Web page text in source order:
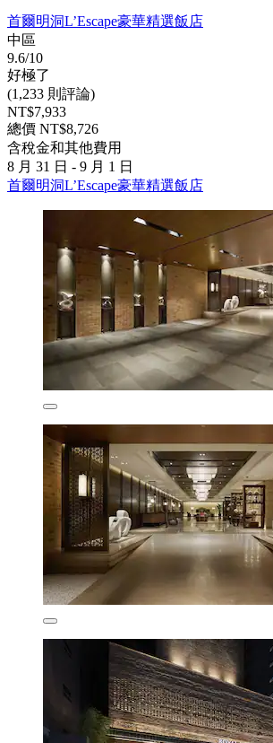
首爾明洞L’Escape豪華精選飯店
中區
9.6/10
好極了
(1,233 則評論)
NT$7,933
總價 NT$8,726
含稅金和其他費用
8 月 31 日 - 9 月 1 日
首爾明洞L’Escape豪華精選飯店